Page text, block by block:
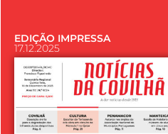
EDIÇÃO IMPRESSA
17.12.2025